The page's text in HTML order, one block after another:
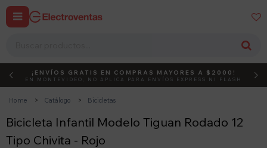
 
DEBUT ACTIVÁ EL CÓDIGO
¡ENVÍOS GRATIS EN COMPRAS MAYORES A $2000!
EN MONTEVIDEO, NO APLICA PARA ENVÍOS EXPRESS NI FLASH
Home Catálogo Bicicletas
Bicicleta Infantil Modelo Tiguan Rodado 12
Tipo Chivita - Rojo